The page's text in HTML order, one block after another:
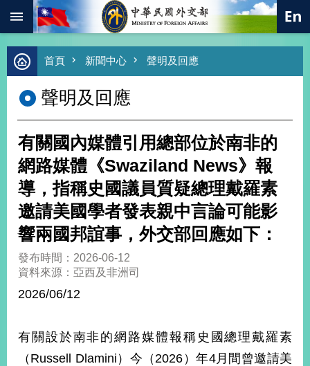
跳到主要內容區塊
進
階
尋
熱
字
總
合
外
交
價
值
交
濟
日
不
首頁 新聞中心 聲明及回應
聲明及回應
有關國內媒體引用總部位於南非的
網路媒體《Swaziland News》報
導，指稱史國議員質疑總理戴羅素
邀請美國學者發表親中言論可能影
響兩國邦誼事，外交部回應如下：
發布時間：2026-06-12
資料來源：亞西及非洲司
2026/06/12
有關設於南非的網路媒體報稱史國總理戴羅素
（Russell Dlamini）今（2026）年4月間曾邀請美